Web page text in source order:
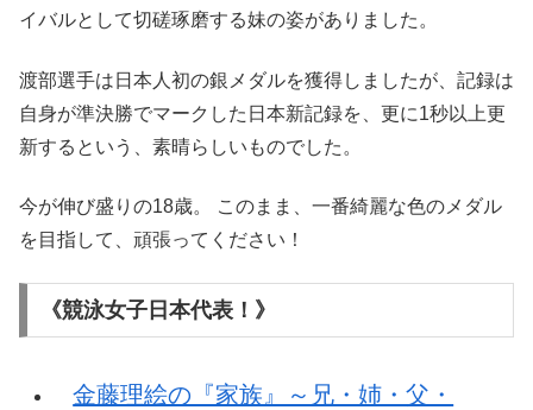
イバルとして切磋琢磨する妹の姿がありました。
渡部選手は日本人初の銀メダルを獲得しましたが、記録は
自身が準決勝でマークした日本新記録を、更に1秒以上更
新するという、素晴らしいものでした。
今が伸び盛りの18歳。 このまま、一番綺麗な色のメダル
を目指して、頑張ってください！
《競泳女子日本代表！》
金藤理絵の『家族』～兄・姉・父・